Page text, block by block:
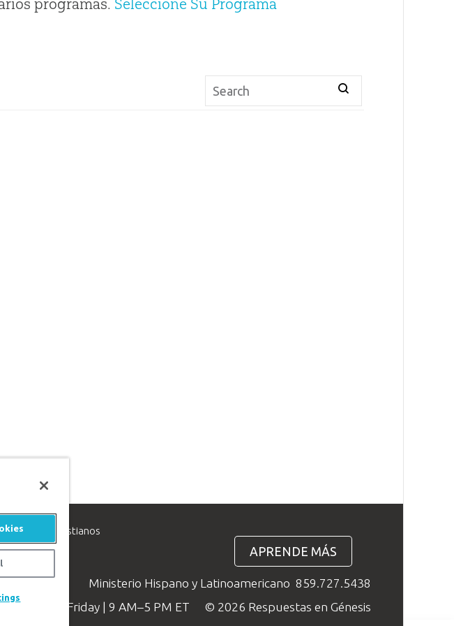
programas. Seleccione Su Programa
a los cristianos
APRENDE MÁS
Ministerio Hispano y Latinoamericano 859.727.5438
Monday–Friday | 9 AM–5 PM ET
© 2026 Respuestas en Génesis